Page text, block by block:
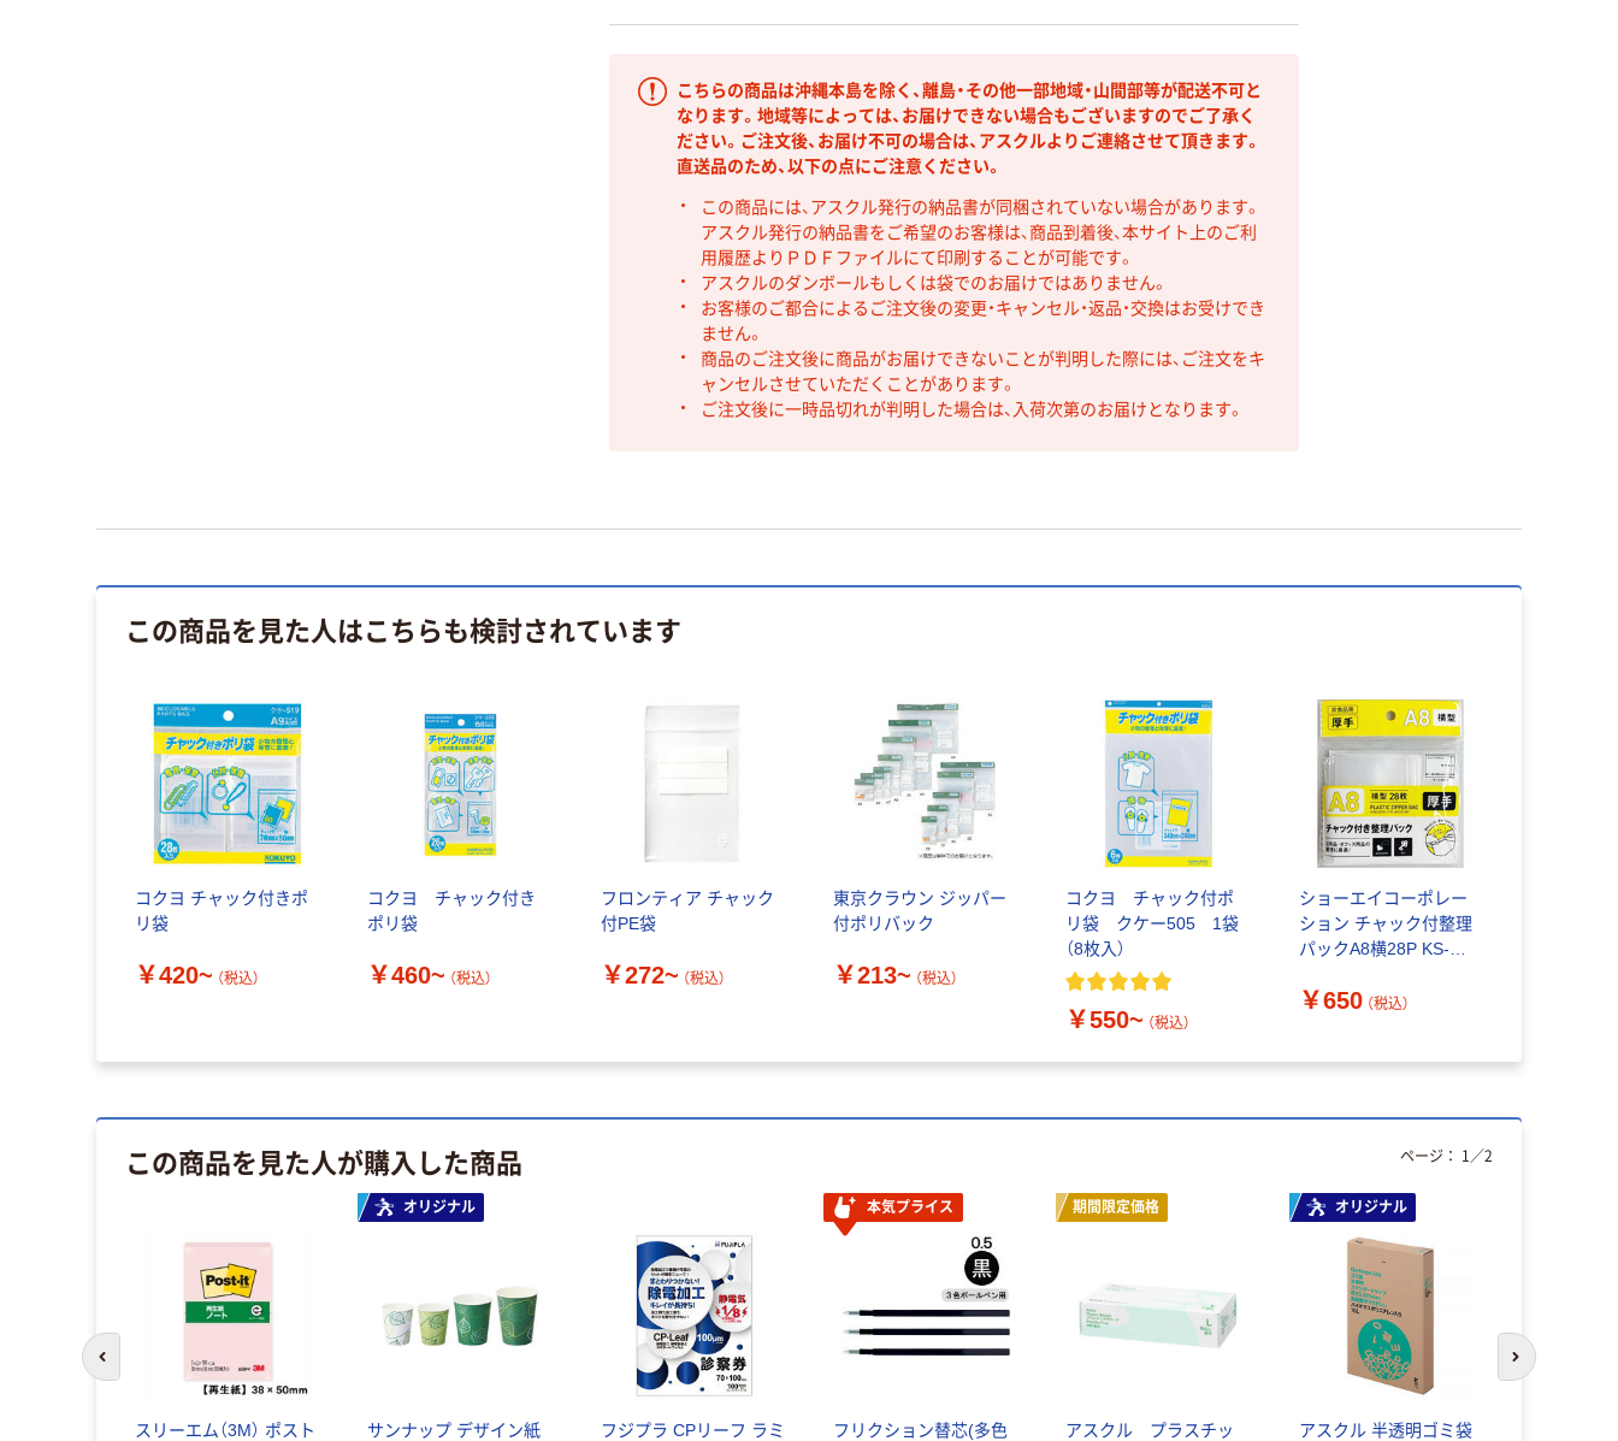
こちらの商品は沖縄本島を除く、離島・その他一部地域・山間部等が配送不可と
なります。地域等によっては、お届けできない場合もございますのでご了承く
ださい。ご注文後、お届け不可の場合は、アスクルよりご連絡させて頂きます。
直送品のため、以下の点にご注意ください。
この商品には、アスクル発行の納品書が同梱されていない場合があります。
アスクル発行の納品書をご希望のお客様は、商品到着後、本サイト上のご利
用履歴よりＰＤＦファイルにて印刷することが可能です。
アスクルのダンボールもしくは袋でのお届けではありません。
お客様のご都合によるご注文後の変更・キャンセル・返品・交換はお受けでき
ません。
商品のご注文後に商品がお届けできないことが判明した際には、ご注文をキ
ャンセルさせていただくことがあります。
ご注文後に一時品切れが判明した場合は、入荷次第のお届けとなります。
この商品を見た人はこちらも検討されています
コクヨ チャック付きポ
リ袋
￥420~ （税込）
コクヨ チャック付き
ポリ袋
￥460~ （税込）
フロンティア チャック
付PE袋
￥272~ （税込）
東京クラウン ジッパー
付ポリバック
￥213~ （税込）
コクヨ チャック付ポ
リ袋 クケー505 1袋
（8枚入）
￥550~ （税込）
ショーエイコーポレー
ション チャック付整理
パックA8横28P KS-
（直送品）
￥650 （税込）
この商品を見た人が購入した商品
スリーエム（3M） ポスト
オリジナル
サンナップ デザイン紙
フジプラ CPリーフ ラミ
本気プライス
フリクション替芯(多色
期間限定価格
アスクル プラスチッ
オリジナル
アスクル 半透明ゴミ袋
ページ： 1 ／2
前のスライドへ 次のスライド